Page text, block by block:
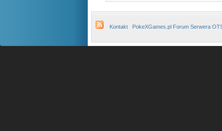
Kontakt PokeXGames.pl Forum Serwera